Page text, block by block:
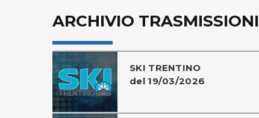
ARCHIVIO TRASMISSIONI
SKI TRENTINO
del 19/03/2026